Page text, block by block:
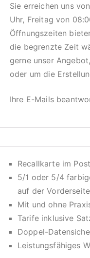
Sie erreichen uns
Uhr, Freitag von
Öffnungszeiten
die begrenzte Zeit
gerne unser
oder um die
Ihre E-Mails
Recallkarte im
5/1 oder 5/4
auf der Vorderseite
Mit und ohne
Tarife inklusive
Doppel-
Leistungsfähiges